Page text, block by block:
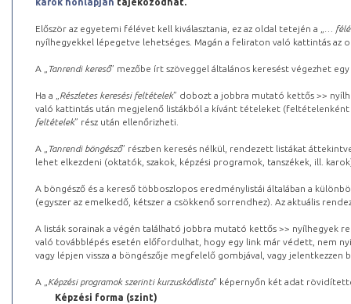
karok honlapján tájékozódhat.
Először az egyetemi félévet kell kiválasztania, ez az oldal tetején a „
…
nyílhegyekkel lépegetve lehetséges. Magán a feliraton való kattintás az
A „ Tanrendi kereső” mezőbe írt szöveggel általános keresést végezhet
Ha a „ Részletes keresési feltételek” dobozt a jobbra mutató kettős >>
való kattintás után megjelenő listákból a kívánt tételeket (feltételenként
feltételek” rész után ellenőrizheti.
A „ Tanrendi böngésző” részben keresés nélkül, rendezett listákat
lehet elkezdeni (oktatók, szakok, képzési programok, tanszékek, ill.
A böngésző és a kereső többoszlopos eredménylistái általában a
(egyszer az emelkedő, kétszer a csökkenő sorrendhez). Az aktuális
A listák sorainak a végén található jobbra mutató kettős >> nyílhegyek
való továbblépés esetén előfordulhat, hogy egy link már védett, nem
vagy lépjen vissza a böngészője megfelelő gombjával, vagy
A „ Képzési programok szerinti kurzuskódlista” képernyőn két adat
Képzési forma (szint)